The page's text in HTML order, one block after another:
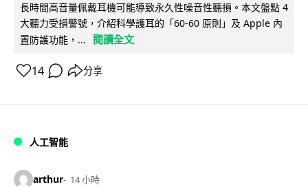
長時間高音量佩戴耳機可能導致永久性噪音性聽損。本文盤點 4
大聽力受損警號，介紹科學護耳的「60-60 原則」及 Apple 內
置防護功能，...
閱讀全文
14 分享
人工智能
arthur 14 小時